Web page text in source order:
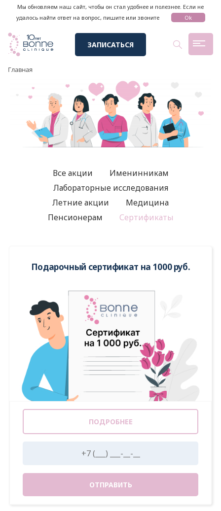
Мы обновляем наш сайт, чтобы он стал удобнее и полезнее. Если не
удалось найти ответ на вопрос, пишите или звоните
Ok
ЗАПИСАТЬСЯ
Главная
Все акции
Именинникам
Лабораторные исследования
Летние акции
Медицина
Пенсионерам
Сертификаты
Подарочный сертификат на 1000 руб.
ПОДРОБНЕЕ
ОТПРАВИТЬ